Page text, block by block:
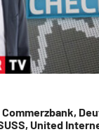
Commerzbank,
United